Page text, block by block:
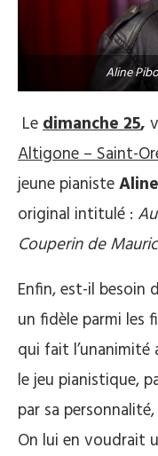
Aline
Ledimanche 25,
Altigone – Saint-
jeune pianiste
original intitulé :
Couperin de
Enfin, est-il besoin
un fidèle parmi les
qui fait l’unanimité
le jeu pianistique,
par sa
On lui en voudrait